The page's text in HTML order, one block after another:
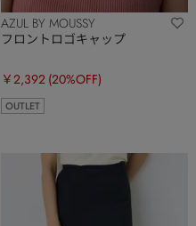
AZUL BY MOUSSY
フロントロゴキャップ
￥2,392 (20%OFF)
OUTLET